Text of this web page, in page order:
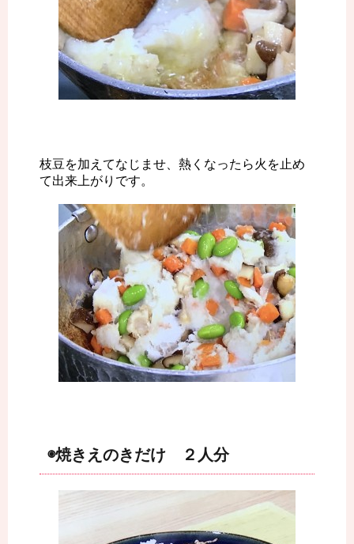
枝豆を加えてなじませ、熱くなったら火を止め
て出来上がりです。
◉焼きえのきだけ ２人分